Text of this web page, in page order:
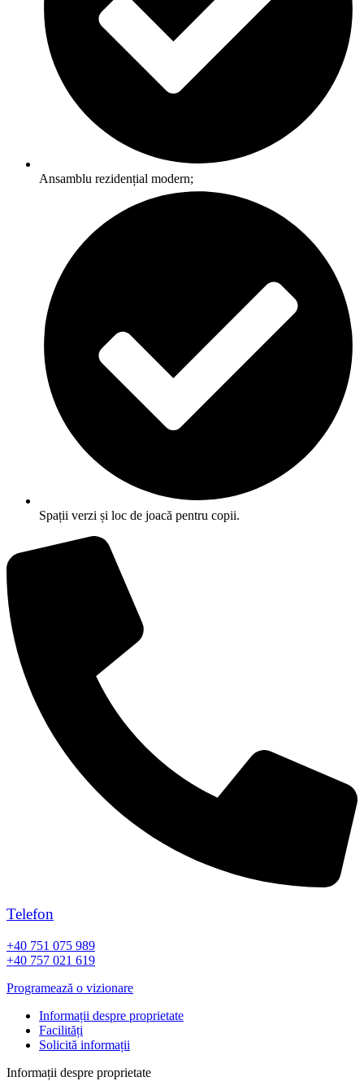
Ansamblu rezidențial modern;
Spații verzi și loc de joacă pentru copii.
Telefon
+40 751 075 989
+40 757 021 619
Programează o vizionare
Informații despre proprietate
Facilități
Solicită informații
Informații despre proprietate